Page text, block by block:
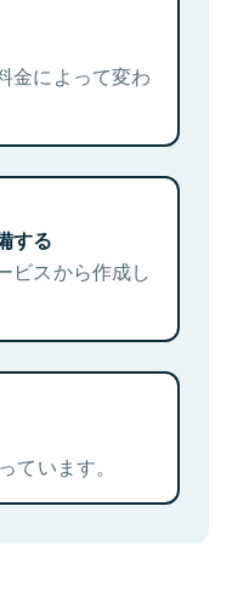
関検査
金によって変わ
する
ビスから作成し
ています。